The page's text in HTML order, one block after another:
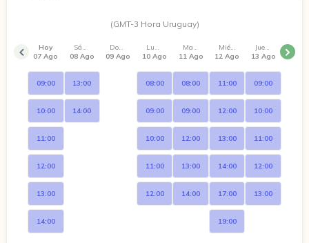
(GMT-3 Hora Uruguay)
Hoy
07 Ago
09:00
10:00
11:00
12:00
13:00
14:00
Sábado
08 Ago
13:00
14:00
Domingo
09 Ago
Lunes
10 Ago
08:00
09:00
10:00
11:00
12:00
Martes
11 Ago
08:00
09:00
12:00
13:00
14:00
Miércoles
12 Ago
11:00
12:00
13:00
14:00
17:00
19:00
Jueves
13 Ago
09:00
10:00
11:00
12:00
13:00